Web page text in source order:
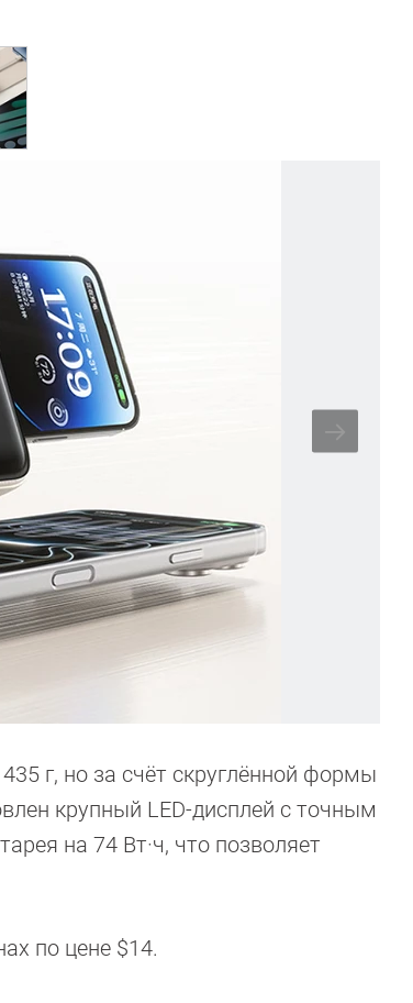
г, но за счёт скруглённой формы
крупный LED-дисплей с точным
на 74 Вт·ч, что позволяет
по цене $14.